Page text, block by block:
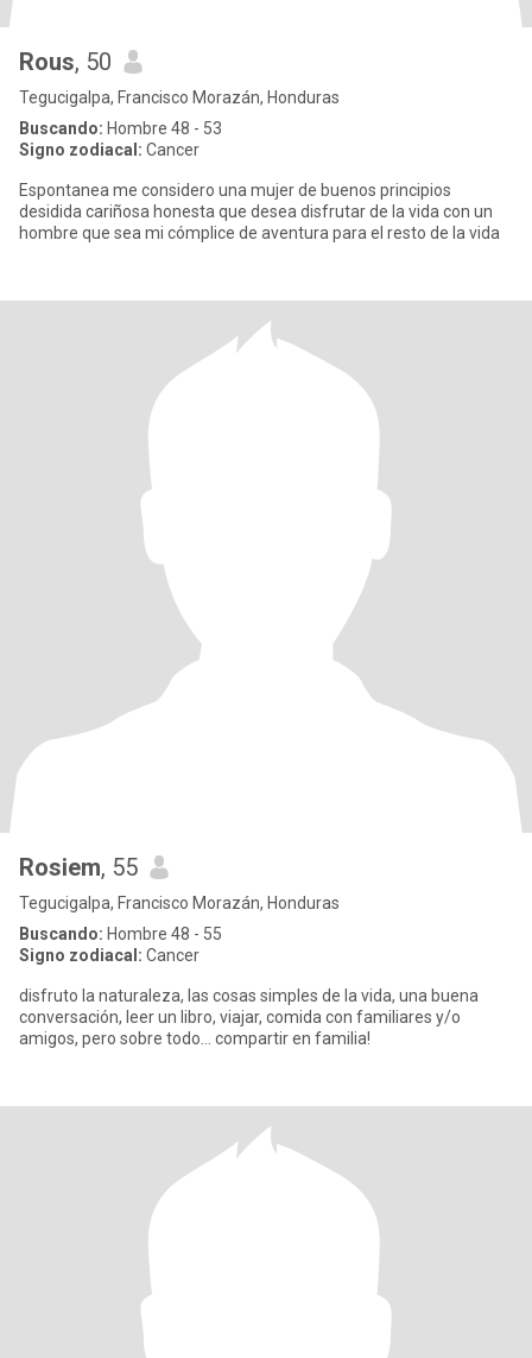
Rous, 50
Tegucigalpa, Francisco Morazán, Honduras
Buscando: Hombre 48 - 53
Signo zodiacal: Cancer
Espontanea me considero una mujer de buenos principios
desidida cariñosa honesta que desea disfrutar de la vida con un
hombre que sea mi cómplice de aventura para el resto de la vida
Rosiem, 55
Tegucigalpa, Francisco Morazán, Honduras
Buscando: Hombre 48 - 55
Signo zodiacal: Cancer
disfruto la naturaleza, las cosas simples de la vida, una buena
conversación, leer un libro, viajar, comida con familiares y/o
amigos, pero sobre todo... compartir en familia!